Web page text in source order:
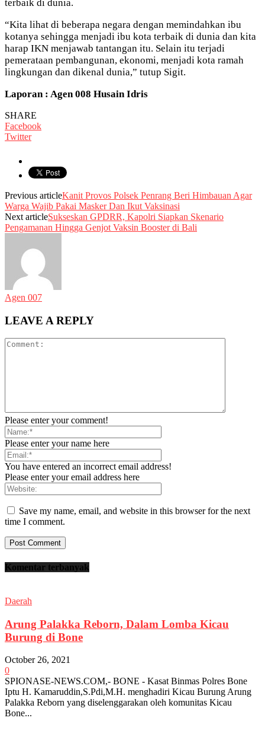
terbaik di dunia.
“Kita lihat di beberapa negara dengan memindahkan ibu
kotanya sehingga menjadi ibu kota terbaik di dunia dan kita
harap IKN menjawab tantangan itu. Selain itu terjadi
pemerataan pembangunan, ekonomi, menjadi kota ramah
lingkungan dan dikenal dunia,” tutup Sigit.
Laporan : Agen 008 Husain Idris
SHARE
Facebook
Twitter
Previous articleKanit Provos Polsek Penrang Beri Himbauan Agar
Warga Wajib Pakai Masker Dan Ikut Vaksinasi
Next articleSukseskan GPDRR, Kapolri Siapkan Skenario
Pengamanan Hingga Genjot Vaksin Booster di Bali
Agen 007
LEAVE A REPLY
Please enter your comment!
Please enter your name here
You have entered an incorrect email address!
Please enter your email address here
Save my name, email, and website in this browser for the next
time I comment.
Komentar terbanyak
Daerah
Arung Palakka Reborn, Dalam Lomba Kicau
Burung di Bone
October 26, 2021
0
SPIONASE-NEWS.COM,- BONE - Kasat Binmas Polres Bone
Iptu H. Kamaruddin,S.Pdi,M.H. menghadiri Kicau Burung Arung
Palakka Reborn yang diselenggarakan oleh komunitas Kicau
Bone...